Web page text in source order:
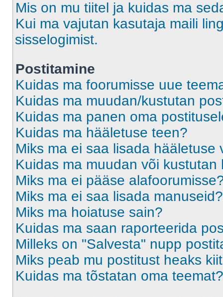
Mis on mu tiitel ja kuidas ma
Kui ma vajutan kasutaja maili
sisselogimist.
Postitamine
Kuidas ma foorumisse uue
Kuidas ma muudan/kustutan
Kuidas ma panen oma
Kuidas ma hääletuse teen?
Miks ma ei saa lisada hääletuse
Kuidas ma muudan või kustutan
Miks ma ei pääse
Miks ma ei saa lisada manuseid?
Miks ma hoiatuse sain?
Kuidas ma saan raporteerida
Milleks on "Salvesta" nupp
Miks peab mu postitust heaks
Kuidas ma tõstatan oma teemat?